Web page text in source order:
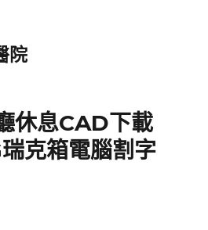
院
休息CAD下載
克箱電腦割字